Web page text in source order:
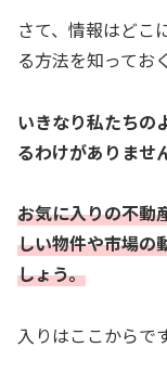
さて、情報はどこ
る方法を知ってお
いきなり私たちの
るわけがありませ
お気に入りの不動
しい物件や市場の
しょう。
入りはここからです